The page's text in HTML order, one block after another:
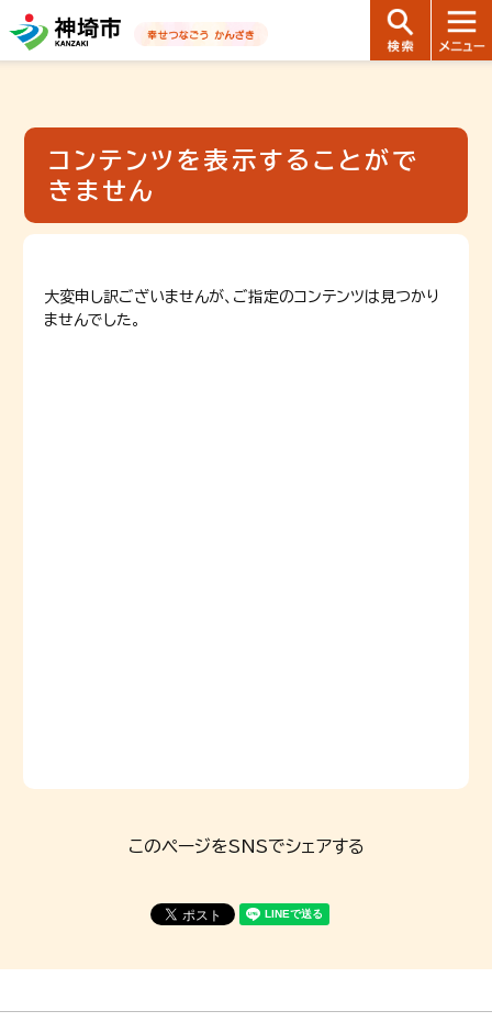
音声読み上げ用ナビゲーションです。
本文へ移動します
ページ最後（フッター）へ移動します
音声読み上げ用ナビゲーションはここまでです。
コンテンツを表示することがで
きません
大変申し訳ございませんが、ご指定のコンテンツは見つかり
ませんでした。
このページをSNSでシェアする